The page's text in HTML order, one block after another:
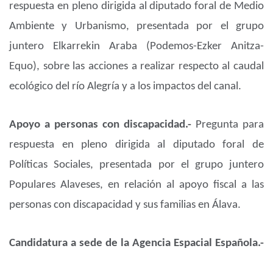
respuesta en pleno dirigida al diputado foral de Medio
Ambiente y Urbanismo, presentada por el grupo
juntero Elkarrekin Araba (Podemos-Ezker Anitza-
Equo), sobre las acciones a realizar respecto al caudal
ecológico del río Alegría y a los impactos del canal.
Apoyo a personas con discapacidad.- Pregunta para
respuesta en pleno dirigida al diputado foral de
Políticas Sociales, presentada por el grupo juntero
Populares Alaveses, en relación al apoyo fiscal a las
personas con discapacidad y sus familias en Álava.
Candidatura a sede de la Agencia Espacial Española.-